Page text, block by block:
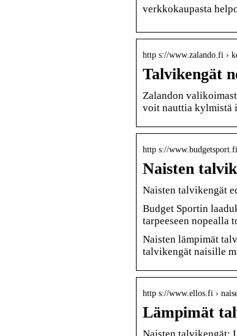
verkkokaupasta
http s://www.zalando.fi ›
Talvikengät
Zalandon
voit nauttia kylmistä
http s://
Naisten
Naisten talvikengät
Budget Sportin
tarpeeseen nopealla
Naisten lämpimät
talvikengät naisille
http s://www.ellos.fi ›
Lämpimät
Naisten talvikengät: